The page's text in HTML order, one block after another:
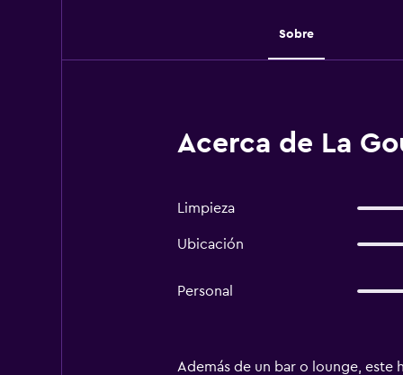
Sobre
Acerca de La
Limpieza
Ubicación
Personal
Además de un bar o lounge, este